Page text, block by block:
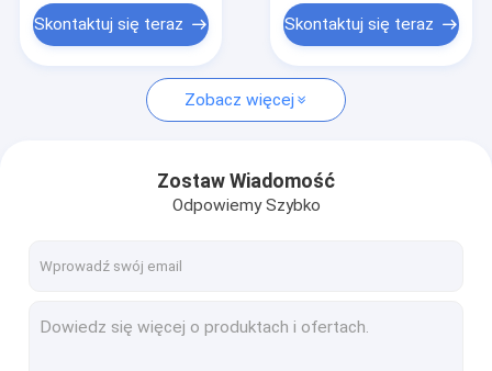
przezroczystą
osłoną z PE
Skontaktuj się teraz Skontaktuj się teraz
Zobacz więcej
Zostaw Wiadomość
Odpowiemy Szybko